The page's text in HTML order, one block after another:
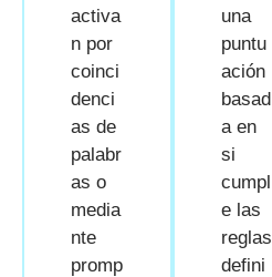
activa
n por
coinci
denci
as de
palabr
as o
media
nte
promp
una
puntu
ación
basad
a en
si
cumpl
e las
reglas
defini